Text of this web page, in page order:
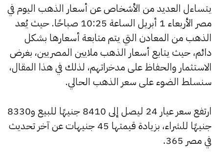
يتساءل العديد من الأشخاص عن أسعار الذهب اليوم في
مصر الأربعاء 1 أبريل الساعة 10:25 صباحًا. حيث يُعد
الذهب من المعادن التي يتم متابعة أسعارها بشكل
دائم، حيث يتابع أسعار الذهب ملايين المصريين، بغرض
الاستثمار والحفاظ على مدخراتهم، لذلك في هذا المقال،
سنسلط الضوء على سعر الذهب الحالي.
ارتفع سعر عيار 24 ليصل إلى 8410 جنيهًا للبيع و8330
جنيهًا للشراء، بزيادة قيمتها 45 جنيهات عن آخر تحديث
في مصر 365.